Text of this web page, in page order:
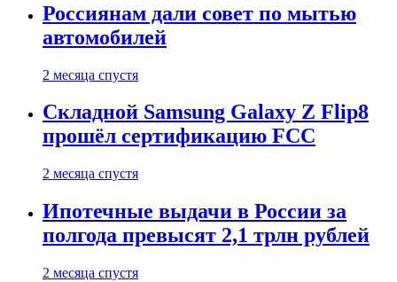
Россиянам дали совет по мытью
автомобилей
2 месяца спустя
Складной Samsung Galaxy Z Flip8
прошёл сертификацию FCC
2 месяца спустя
Ипотечные выдачи в России за
полгода превысят 2,1 трлн рублей
2 месяца спустя